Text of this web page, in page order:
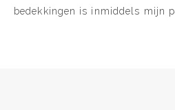
bedekkingen is inmiddels mijn